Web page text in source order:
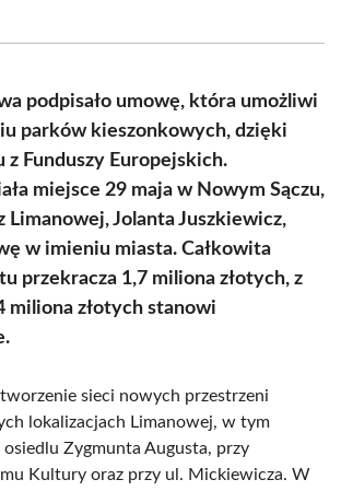
podpisało umowę, która umożliwi
parków kieszonkowych, dzięki
z Funduszy Europejskich.
miejsce 29 maja w Nowym Sączu,
Limanowej, Jolanta Juszkiewicz,
w imieniu miasta. Całkowita
przekracza 1,7 miliona złotych, z
miliona złotych stanowi
sieci nowych przestrzeni
lokalizacjach Limanowej, w tym
Zygmunta Augusta, przy
Kultury oraz przy ul. Mickiewicza. W